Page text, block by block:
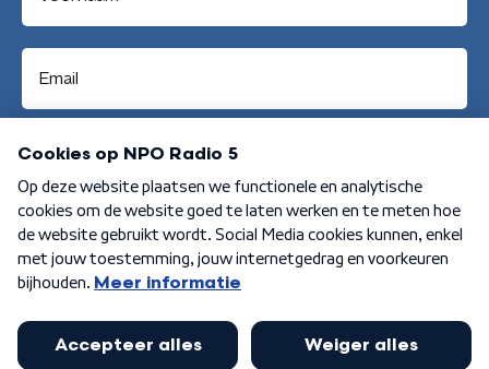
Aanmelden
Algemene voorwaarden